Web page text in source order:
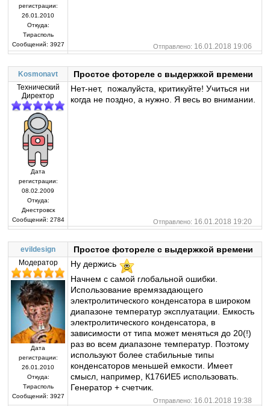
регистрации:
26.01.2010
Откуда:
Тирасполь
Сообщений: 3927 Отправлено: 16.01.2018 19:06
Kosmonavt Простое фотореле с выдержкой времени
Технический
Директор
Дата
регистрации:
08.02.2009
Откуда:
Днестровск
Сообщений: 2784
Нет-нет, пожалуйста, критикуйте! Учиться ни
когда не поздно, а нужно. Я весь во внимании.
Отправлено: 16.01.2018 19:20
evildesign Простое фотореле с выдержкой времени
Модератор
Дата
регистрации:
26.01.2010
Откуда:
Тирасполь
Сообщений: 3927
Ну держись
Начнем с самой глобальной ошибки.
Использование времязадающего
электролитического конденсатора в широком
диапазоне температур эксплуатации. Емкость
электролитического конденсатора, в
зависимости от типа может меняться до 20(!)
раз во всем диапазоне температур. Поэтому
используют более стабильные типы
конденсаторов меньшей емкости. Имеет
смысл, например, К176ИЕ5 использовать.
Генератор + счетчик.
Отправлено: 16.01.2018 19:38